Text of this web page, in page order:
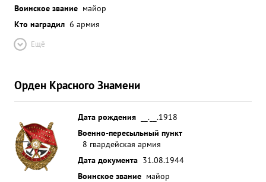
Воинское звание майор
Кто наградил 6 армия
Ещё
Орден Красного Знамени
Дата рождения
__.__.1918
Военно-пересыльный пункт
8 гвардейская армия
Дата документа 31.08.1944
Воинское звание майор